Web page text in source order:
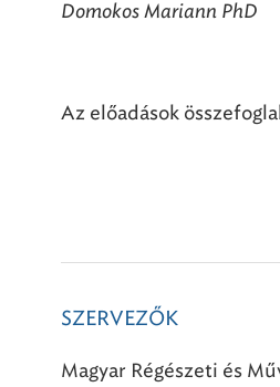
Domokos Mariann PhD
Az előadások
SZERVEZŐK
Magyar Régészeti és